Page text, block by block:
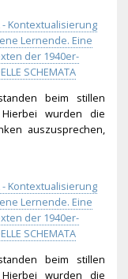
- Kontextualisierung
Lernende. Eine
der 1940er-
SCHEMATA
beim stillen
wurden die
auszusprechen,
- Kontextualisierung
Lernende. Eine
der 1940er-
SCHEMATA
beim stillen
wurden die